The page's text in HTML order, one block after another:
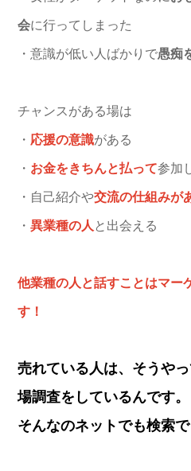
会に行ってしまった
・意識が低い人ばかりで愚痴
チャンスがある場は
・ 応援の意識がある
・ お金をきちんと払って参加
・自己紹介や交流の仕組みが
・ 異業種の人 と出会える
他業種の人と話すことはマー
す！
売れている人は、そうや
場調査をしているんです。
そんなのネットでも検索